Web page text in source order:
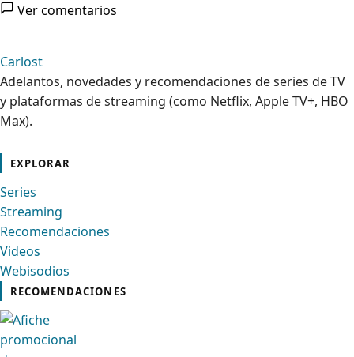
Ver comentarios
Carlost
Adelantos, novedades y recomendaciones de series de TV
y plataformas de streaming (como Netflix, Apple TV+, HBO
Max).
EXPLORAR
Series
Streaming
Recomendaciones
Videos
Webisodios
RECOMENDACIONES